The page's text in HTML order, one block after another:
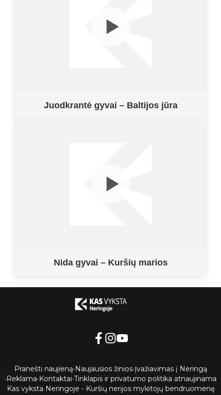
Juodkrantė gyvai – Baltijos jūra
Nida gyvai – Kuršių marios
Pranešti naujieną•Naujausios žinios•Įvažiavimas į Neringą
•Reklama•Kontaktai•Tinklapis ir privatumo politika atnaujinama
Kas vyksta Neringoje - Kuršių nerijos mylėtojų bendruomenę